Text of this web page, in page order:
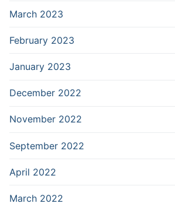
March 2023
February 2023
January 2023
December 2022
November 2022
September 2022
April 2022
March 2022